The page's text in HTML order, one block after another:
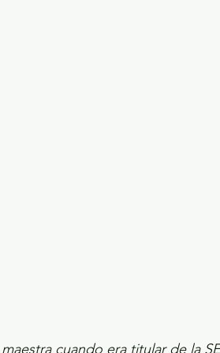
cuando era titular de la